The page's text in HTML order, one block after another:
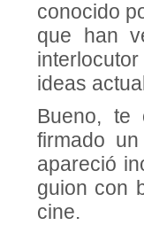
conocido
que han
ideas
Bueno, te
firmado
apareció
guion con
cine.